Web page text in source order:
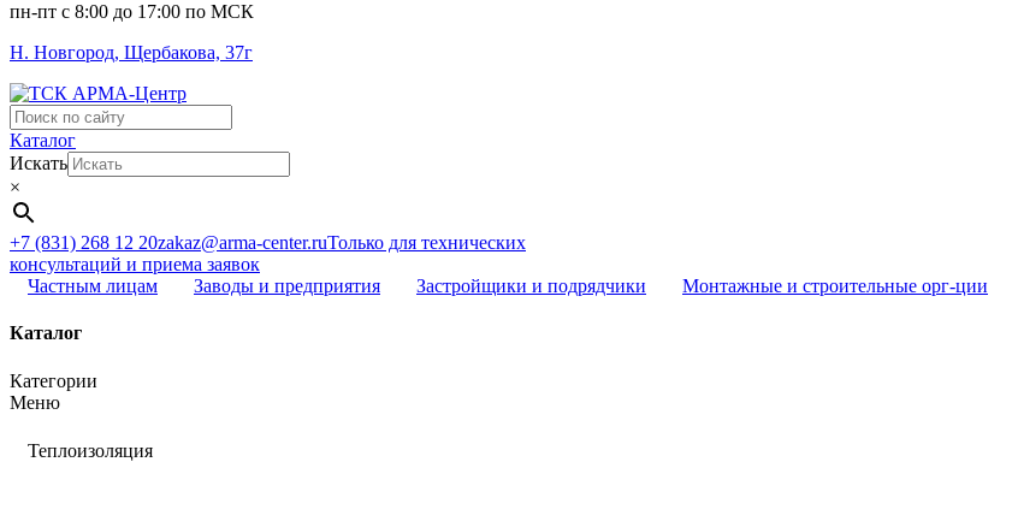
пн-пт c 8:00 до 17:00 по МСК
Н. Новгород, Щербакова, 37г
Поиск
...
Каталог
Искать
×
+7 (831) 268 12 20zakaz@arma-center.ruТолько для технических
консультаций и приема заявок
Частным лицам
Заводы и предприятия Застройщики и подрядчики Монтажные и строительные орг-ции
Каталог
Категории
Меню
Теплоизоляция